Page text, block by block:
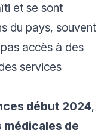
et se sont
du pays, souvent
accès à des
services
début 2024,
de